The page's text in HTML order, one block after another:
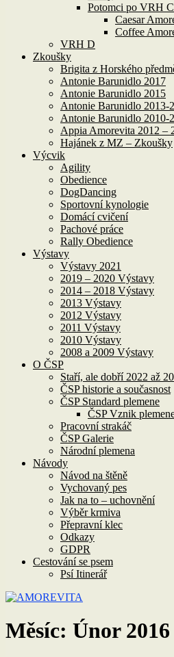
Potomci po VRH
Caesar
Coffee
VRH D
Zkoušky
Brigita z Horského
Antonie Barunidlo 2017
Antonie Barunidlo 2015
Antonie Barunidlo 2013-
Antonie Barunidlo 2010-
Appia Amorevita 2012 –
Hajánek z MZ – Zkoušky
Výcvik
Agility
Obedience
DogDancing
Sportovní kynologie
Domácí cvičení
Pachové práce
Rally Obedience
Výstavy
Výstavy 2021
2019 – 2020 Výstavy
2014 – 2018 Výstavy
2013 Výstavy
2012 Výstavy
2011 Výstavy
2010 Výstavy
2008 a 2009 Výstavy
O ČSP
Staří, ale dobří 2022 až
ČSP historie a současnost
ČSP Standard plemene
ČSP Vznik
Pracovní strakáč
ČSP Galerie
Národní plemena
Návody
Návod na štěně
Vychovaný pes
Jak na to – uchovnění
Výběr krmiva
Přepravní klec
Odkazy
GDPR
Cestování se psem
Psí Itinerář
Měsíc: Únor 2016